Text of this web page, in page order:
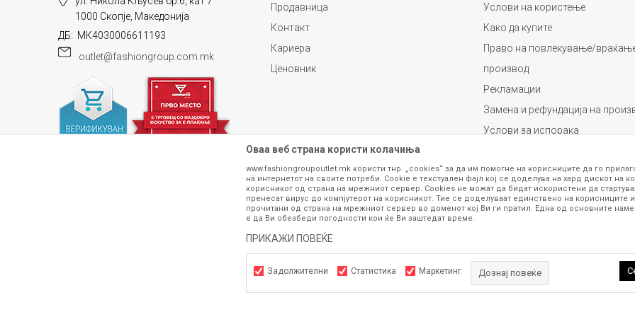
1000 Скопје, Македонија
ДБ: МК4030006611193
outlet@fashiongroup.com.mk
Продавница
Контакт
Кариера
Ценовник
Услови на користење
Како да купите
Право на повлекување/
производ
Рекламации
Замена и рефундација на
Услови за испорака
Сите информации околу производите кои се изложени на нашата онлајн продавница се стремиме да бидат
гарантираме дека се без ниту една грешка или пак дека сите производи во моментот се достапни на залиха.
производот. Доколку дојде до потреба за замена на производ или рефундација, процедурата може да трае до 15
контактирајте не на телефонскиот број 070 275 363 или на е-маил
outlet@fashiongroup.com.mk понеделник
Оваа веб страна користи колачиња
www.fashiongroupoutlet.mk користи тнр. „cookies“ за да им помогне на корисниците да го
на интернетот на своите потреби. Cookie е текстуален фајл кој се доделува на хард дискот на
корисникот од страна на мрежниот сервер. Cookies не можат да бидат искористени да
пренесат вирус до компјутерот на корисникот. Тие се доделуваат единствено на корисниците
прочитани од страна на мрежниот сервер во доменот кој Ви ги пратил. Една од основните
е да Ви обезбеди погодности кои ќе Ви заштедат време.
ПРИКАЖИ ПОВЕЌЕ
Задолжителни Статистика Маркетинг Дознај повеќе